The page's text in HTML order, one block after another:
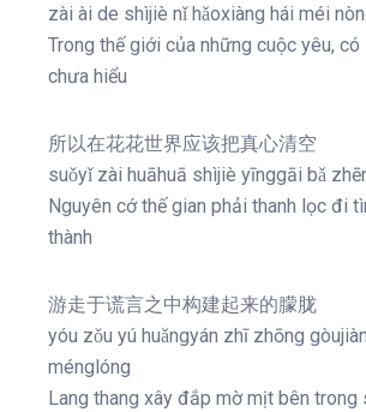
zài ài de shìjiè nǐ hǎoxiàng hái méi
Trong thế giới của những cuộc yêu, có
chưa hiểu
所以在花花世界应该把真心清空
suǒyǐ zài huāhuā shìjiè yīnggāi bǎ
Nguyên cớ thế gian phải thanh lọc đi
thành
游走于谎言之中构建起来的朦胧
yóu zǒu yú huǎngyán zhī zhōng
ménglóng
Lang thang xây đắp mờ mịt bên trong